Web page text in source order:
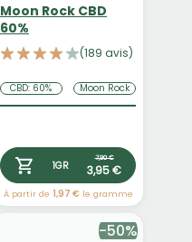
Moon Rock CBD
60%
(189 avis)
CBD: 60% Moon Rock
1GR
7,90 €
3,95 €
À partir de 1,97 € le gramme
-50%